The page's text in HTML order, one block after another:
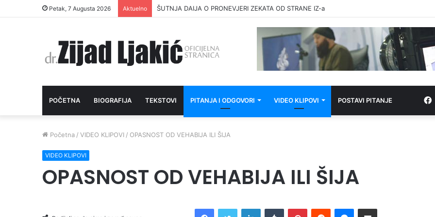
Petak, 7 Augusta 2026 Aktuelno ŠUTNJA DAIJA O PRONEVJERI ZEKATA OD STRANE IZ-a
POČETNA BIOGRAFIJA TEKSTOVI PITANJA I ODGOVORI VIDEO KLIPOVI POSTAVI PITANJE
Početna / VIDEO KLIPOVI / OPASNOST OD VEHABIJA ILI ŠIJA
VIDEO KLIPOVI
OPASNOST OD VEHABIJA ILI ŠIJA